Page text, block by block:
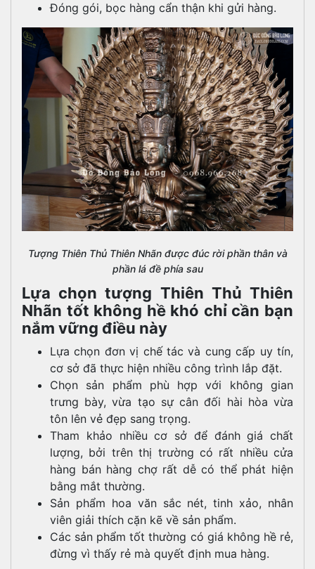
Đóng gói, bọc hàng cẩn thận khi gửi hàng.
Tượng Thiên Thủ Thiên Nhãn được đúc rời phần thân và
phần lá đề phía sau
Lựa chọn tượng Thiên Thủ Thiên
Nhãn tốt không hề khó chỉ cần bạn
nắm vững điều này
Lựa chọn đơn vị chế tác và cung cấp uy tín,
cơ sở đã thực hiện nhiều công trình lắp đặt.
Chọn sản phẩm phù hợp với không gian
trưng bày, vừa tạo sự cân đối hài hòa vừa
tôn lên vẻ đẹp sang trọng.
Tham khảo nhiều cơ sở để đánh giá chất
lượng, bởi trên thị trường có rất nhiều cửa
hàng bán hàng chợ rất dễ có thể phát hiện
bằng mắt thường.
Sản phẩm hoa văn sắc nét, tinh xảo, nhân
viên giải thích cặn kẽ về sản phẩm.
Các sản phẩm tốt thường có giá không hề rẻ,
đừng vì thấy rẻ mà quyết định mua hàng.